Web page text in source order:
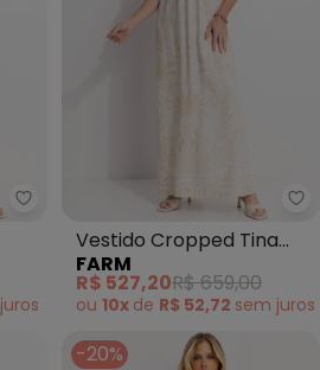
Farm - Vestido Longo Lírio
juros
Vestido Cropped Tina
(Off White)
FARM
R$ 527,20R$ 659,00
ou 10x de R$ 52,72 sem juros
-20%